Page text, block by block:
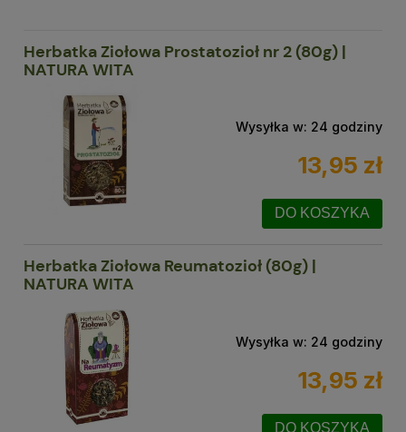
Herbatka Ziołowa Prostatozioł nr 2 (80g) |
NATURA WITA
Wysyłka w: 24 godziny
13,95 zł
DO KOSZYKA
Herbatka Ziołowa Reumatozioł (80g) |
NATURA WITA
Wysyłka w: 24 godziny
13,95 zł
DO KOSZYKA